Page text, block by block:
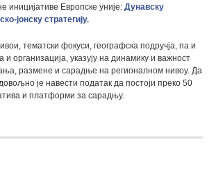
иницијативе Европске уније: Дунавску
јонску стратегију.
тематски фокуси, географска подручја, па и
и организација, указују на динамику и важност
размене и сарадње на регионалном нивоу. Да
је навести податак да постоји преко 50
и платформи за сарадњу.